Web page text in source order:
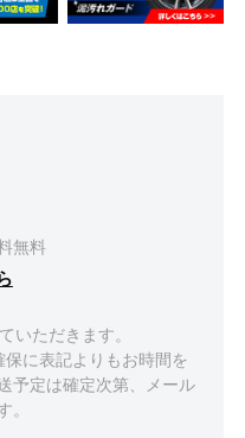
無料
いただきます。
に表記よりもお時間を
予定は確定次第、メール
。